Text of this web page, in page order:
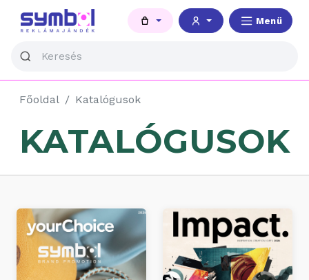
Menü
Főoldal Katalógusok
KATALÓGUSOK